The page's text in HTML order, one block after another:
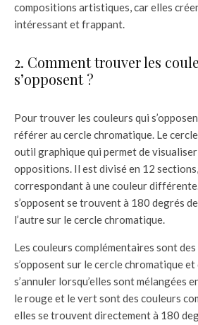
compositions artistiques, car elles
intéressant et frappant.
2. Comment trouver les
s’opposent ?
Pour trouver les couleurs qui
référer au cercle chromatique. Le
outil graphique qui permet de
oppositions. Il est divisé en 12
correspondant à une couleur
s’opposent se trouvent à 180 degrés
l’autre sur le cercle chromatique.
Les couleurs complémentaires sont
s’opposent sur le cercle chromatique
s’annuler lorsqu’elles sont mélangées
le rouge et le vert sont des couleurs
elles se trouvent directement à 180